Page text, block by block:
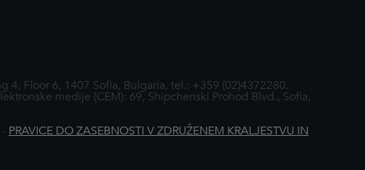
4, Floor 6, 1407 Sofia, Bulgaria, tel.: +359 (02)4372280.
medije (CEM): 69, Shipchenski Prohod Blvd., Sofia,
- PRAVICE DO ZASEBNOSTI V ZDRUŽENEM KRALJESTVU IN